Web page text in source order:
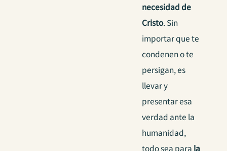
necesidad de
Cristo. Sin
importar que te
condenen o te
persigan, es
llevar y
presentar esa
verdad ante la
humanidad,